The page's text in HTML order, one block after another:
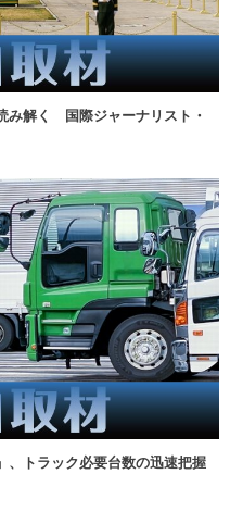
み解く 国際ジャーナリスト・
、トラック必要台数の迅速把握